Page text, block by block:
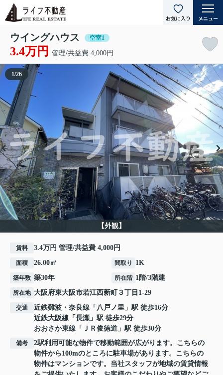
ウイングハウス 空室1
3.4万円 管理/共益費 4,000円
【外観】
1/26
賃料 3.4万円 管理/共益費 4,000円
面積 26.00㎡ 間取り 1K
築年数 築30年 所在階 1階/3階建
所在地 大阪府東大阪市若江西新町 ３丁目1-29
交通 近鉄難波・奈良線 「 八戸ノ里 」駅 徒歩16分
近鉄大阪線 「 長瀬 」駅 徒歩29分
おおさか東線 「 ＪＲ俊徳道 」駅 徒歩30分
備考
2駅利用可能な物件で移動範囲が広がります。こちらの
物件から100mのところに駐車場があります。こちらの
物件はマンションです。当社スタッフが地域の賃貸情報